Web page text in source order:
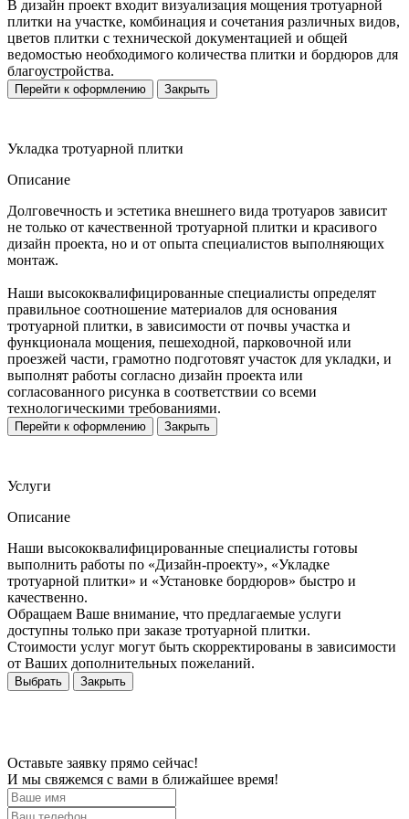
В дизайн проект входит визуализация мощения тротуарной
плитки на участке, комбинация и сочетания различных видов,
цветов плитки с технической документацией и общей
ведомостью необходимого количества плитки и бордюров для
благоустройства.
Перейти к оформлению Закрыть
Укладка тротуарной плитки
Описание
Долговечность и эстетика внешнего вида тротуаров зависит
не только от качественной тротуарной плитки и красивого
дизайн проекта, но и от опыта специалистов выполняющих
монтаж.
Наши высококвалифицированные специалисты определят
правильное соотношение материалов для основания
тротуарной плитки, в зависимости от почвы участка и
функционала мощения, пешеходной, парковочной или
проезжей части, грамотно подготовят участок для укладки, и
выполнят работы согласно дизайн проекта или
согласованного рисунка в соответствии со всеми
технологическими требованиями.
Перейти к оформлению Закрыть
Услуги
Описание
Наши высококвалифицированные специалисты готовы
выполнить работы по «Дизайн-проекту», «Укладке
тротуарной плитки» и «Установке бордюров» быстро и
качественно.
Обращаем Ваше внимание, что предлагаемые услуги
доступны только при заказе тротуарной плитки.
Стоимости услуг могут быть скорректированы в зависимости
от Ваших дополнительных пожеланий.
Выбрать Закрыть
Оставьте заявку прямо сейчас!
И мы свяжемся с вами в ближайшее время!